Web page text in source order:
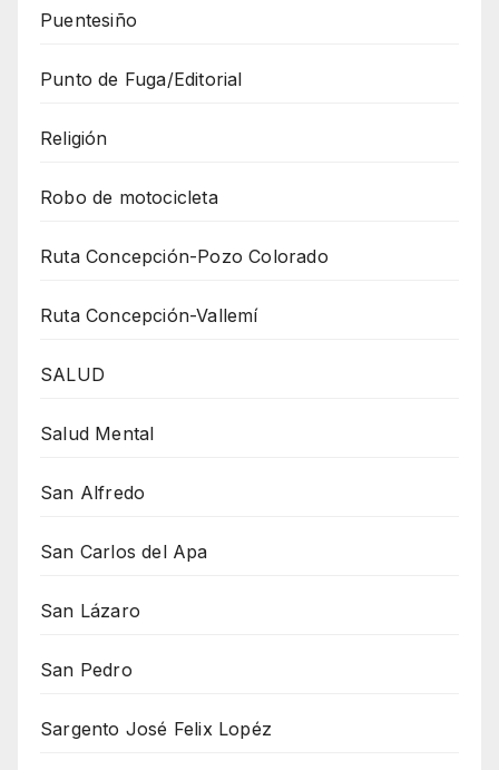
Puentesiño
Punto de Fuga/Editorial
Religión
Robo de motocicleta
Ruta Concepción-Pozo Colorado
Ruta Concepción-Vallemí
SALUD
Salud Mental
San Alfredo
San Carlos del Apa
San Lázaro
San Pedro
Sargento José Felix Lopéz